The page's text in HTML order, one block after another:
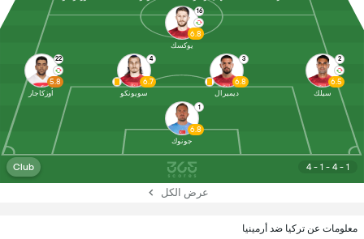
4 - 1 - 4 - 1
Club
1
6.8
جونوك
22
5.8
أوزكاجار
4
6.7
سويونكو
3
6.8
ديميرال
2
6.5
سيلك
16
6.8
يوكسك
عرض الكل
معلومات عن تركيا ضد أرمينيا